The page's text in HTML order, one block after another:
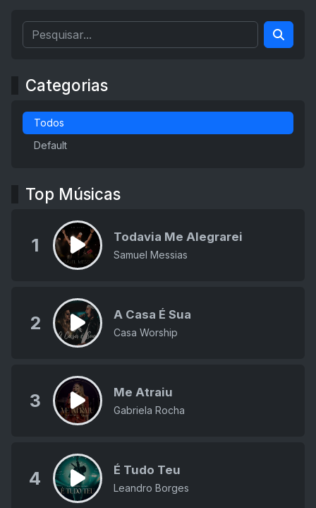
Categorias
Todos
Default
Top Músicas
1 Todavia Me Alegrarei
Samuel Messias
2 A Casa É Sua
Casa Worship
3 Me Atraiu
Gabriela Rocha
4 É Tudo Teu
Leandro Borges